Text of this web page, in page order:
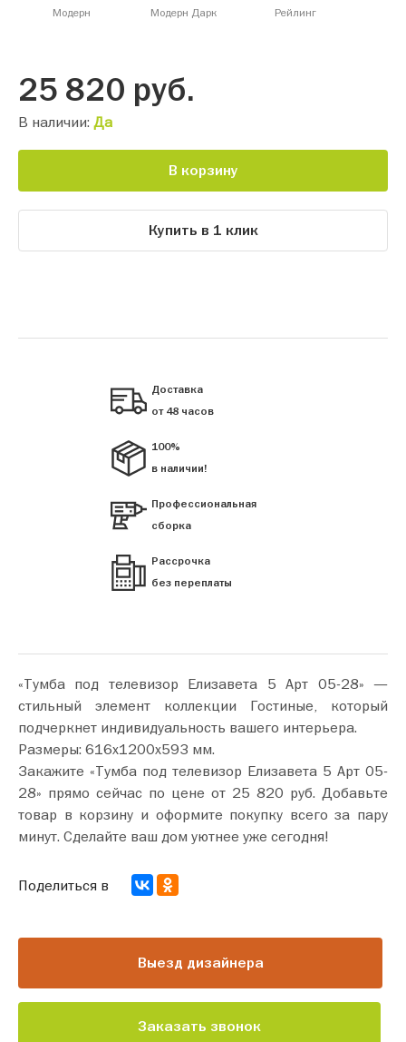
Модерн Модерн Дарк Рейлинг
25 820 руб.
В наличии: Да
В корзину
Купить в 1 клик
Доставка
от 48 часов
100%
в наличии!
Профессиональная
сборка
Рассрочка
без переплаты
«Тумба под телевизор Елизавета 5 Арт 05-28» —
стильный элемент коллекции Гостиные, который
подчеркнет индивидуальность вашего интерьера.
Размеры: 616х1200х593 мм.
Закажите «Тумба под телевизор Елизавета 5 Арт 05-
28» прямо сейчас по цене от 25 820 руб. Добавьте
товар в корзину и оформите покупку всего за пару
минут. Сделайте ваш дом уютнее уже сегодня!
Выезд дизайнера
Заказать звонок
Поделиться в